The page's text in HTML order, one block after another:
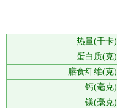
热量(千卡)
蛋白质(克)
膳食纤维(克)
钙(毫克)
镁(毫克)